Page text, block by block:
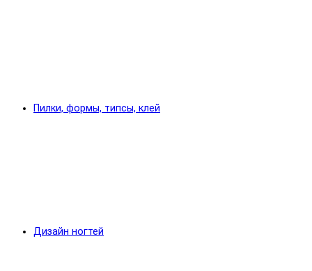
Пилки, формы, типсы, клей
Дизайн ногтей